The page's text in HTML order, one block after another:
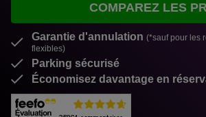
COMPAREZ LES
Garantie d'annulation (*sauf pour les
flexibles)
Parking sécurisé
Économisez davantage en